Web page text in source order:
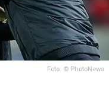
Foto: © PhotoNews